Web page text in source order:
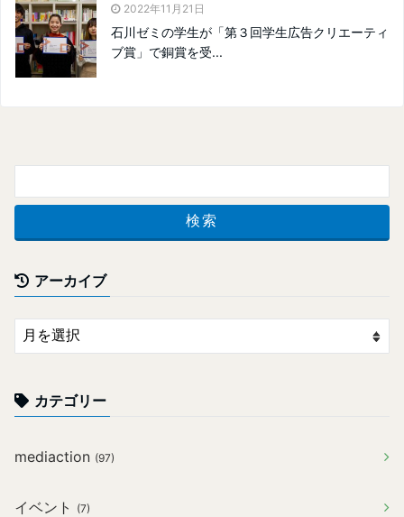
2022年11月21日
石川ゼミの学生が「第３回学生広告クリエーティ
ブ賞」で銅賞を受...
アーカイブ
カテゴリー
mediaction (97)
イベント (7)